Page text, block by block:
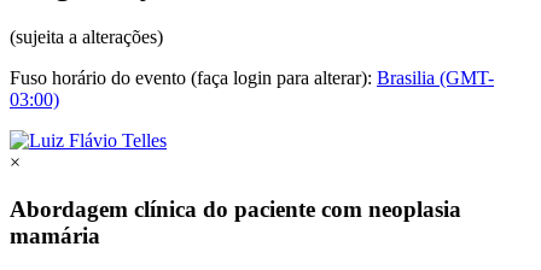
(sujeita a alterações)
Fuso horário do evento (faça login para alterar): Brasilia (GMT-
03:00)
×
Abordagem clínica do paciente com neoplasia
mamária